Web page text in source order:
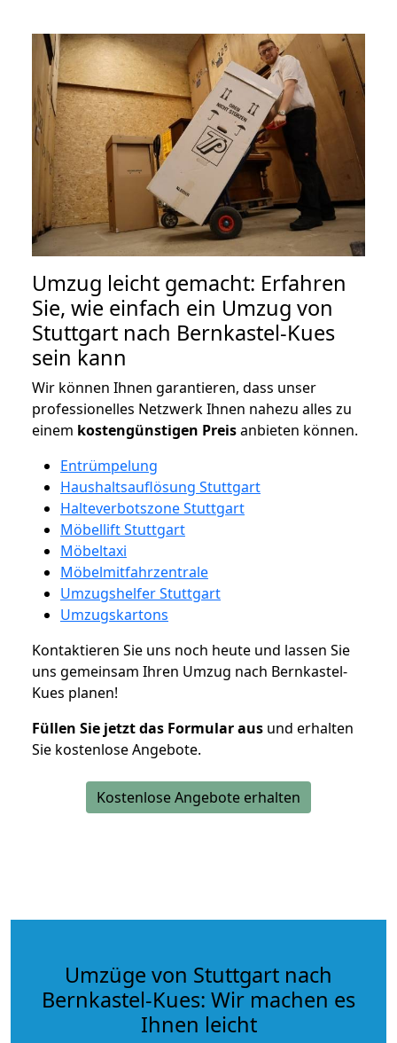
Umzug leicht gemacht: Erfahren
Sie, wie einfach ein Umzug von
Stuttgart nach Bernkastel-Kues
sein kann
Wir können Ihnen garantieren, dass unser
professionelles Netzwerk Ihnen nahezu alles zu
einem kostengünstigen Preisanbieten können.
Entrümpelung
Haushaltsauflösung Stuttgart
Halteverbotszone Stuttgart
Möbellift Stuttgart
Möbeltaxi
Möbelmitfahrzentrale
Umzugshelfer Stuttgart
Umzugskartons
Kontaktieren Sie uns noch heute und lassen Sie
uns gemeinsam Ihren Umzug nach Bernkastel-
Kues planen!
Füllen Sie jetzt das Formular aus und erhalten
Sie kostenlose Angebote.
Kostenlose Angebote erhalten
Umzüge von Stuttgart nach
Bernkastel-Kues: Wir machen es
Ihnen leicht